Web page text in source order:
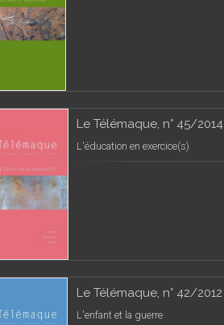
Le Télémaque, n° 45/2014
L'éducation en exercice(s)
Le Télémaque, n° 42/2012
L'enfant et la guerre